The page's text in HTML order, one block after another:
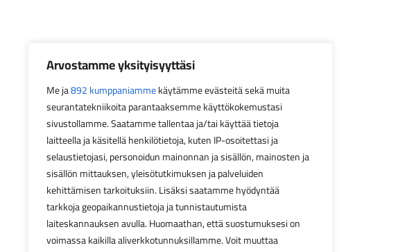
Arvostamme yksityisyyttäsi
Me ja892 kumppaniammekäytämme evästeitä sekä muita
seurantatekniikoita parantaaksemme käyttökokemustasi
sivustollamme. Saatamme tallentaa ja/tai käyttää tietoja
laitteella ja käsitellä henkilötietoja, kuten IP-osoitettasi ja
selaustietojasi, personoidun mainonnan ja sisällön, mainosten ja
sisällön mittauksen, yleisötutkimuksen ja palveluiden
kehittämisen tarkoituksiin. Lisäksi saatamme hyödyntää
tarkkoja geopaikannustietoja ja tunnistautumista
laiteskannauksen avulla. Huomaathan, että suostumuksesi on
voimassa kaikilla aliverkkotunnuksillamme. Voit muuttaa